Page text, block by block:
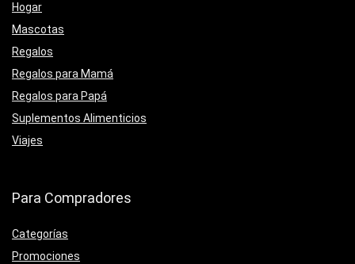
Hogar
Mascotas
Regalos
Regalos para Mamá
Regalos para Papá
Suplementos Alimenticios
Viajes
Para Compradores
Categorías
Promociones